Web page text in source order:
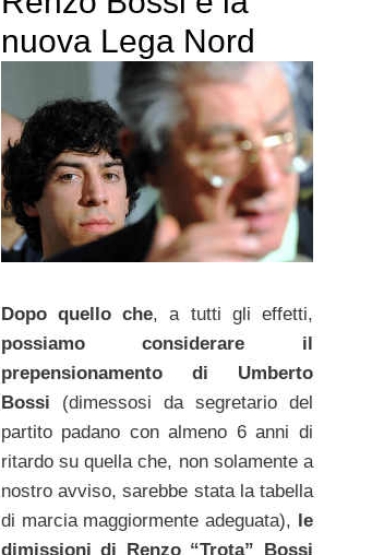
nuova Lega Nord
Dopo quello che, a tutti gli effetti,
possiamo considerare il
prepensionamento di Umberto
Bossi (dimessosi da segretario del
partito padano con almeno 6 anni di
ritardo su quella che, non solamente a
nostro avviso, sarebbe stata la tabella
di marcia maggiormente adeguata), le
dimissioni di Renzo “Trota” Bossi